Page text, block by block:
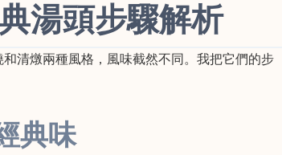
湯頭步驟解析
清燉兩種風格，風味截然不同。我把它們的步
典味